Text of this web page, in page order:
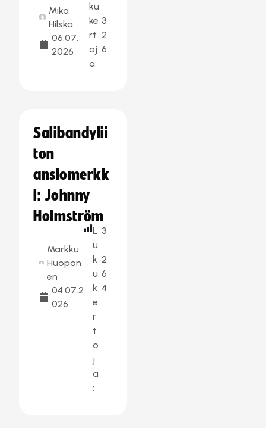
Mika
Hilska
06.07.
2026
ku
ke
rt
oj
a:
3
2
6
Salibandylii
ton
ansiomerkk
i: Johnny
Holmström
Markku
Huopon
en
04.07.2
026
L
u
k
u
k
e
r
t
o
j
a
:
3
2
6
4